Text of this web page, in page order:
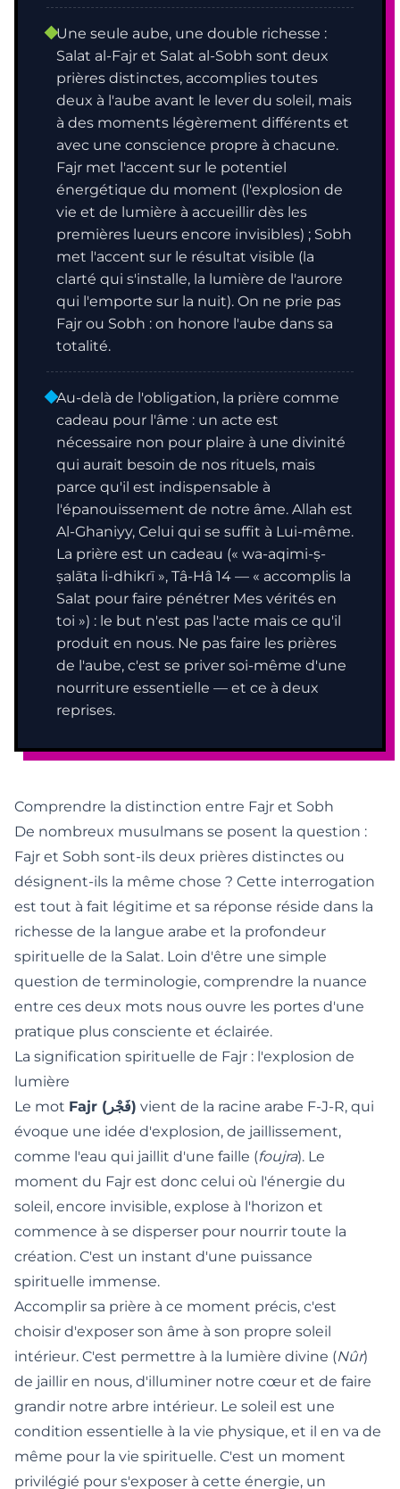
Une seule aube, une double richesse :
Salat al-Fajr et Salat al-Sobh sont deux
prières distinctes, accomplies toutes
deux à l'aube avant le lever du soleil, mais
à des moments légèrement différents et
avec une conscience propre à chacune.
Fajr met l'accent sur le potentiel
énergétique du moment (l'explosion de
vie et de lumière à accueillir dès les
premières lueurs encore invisibles) ; Sobh
met l'accent sur le résultat visible (la
clarté qui s'installe, la lumière de l'aurore
qui l'emporte sur la nuit). On ne prie pas
Fajr ou Sobh : on honore l'aube dans sa
totalité.
Au-delà de l'obligation, la prière comme
cadeau pour l'âme : un acte est
nécessaire non pour plaire à une divinité
qui aurait besoin de nos rituels, mais
parce qu'il est indispensable à
l'épanouissement de notre âme. Allah est
Al-Ghaniyy, Celui qui se suffit à Lui-même.
La prière est un cadeau (« wa-aqimi-ṣ-
ṣalāta li-dhikrī », Tâ-Hâ 14 — « accomplis la
Salat pour faire pénétrer Mes vérités en
toi ») : le but n'est pas l'acte mais ce qu'il
produit en nous. Ne pas faire les prières
de l'aube, c'est se priver soi-même d'une
nourriture essentielle — et ce à deux
reprises.
Comprendre la distinction entre Fajr et Sobh
De nombreux musulmans se posent la question :
Fajr et Sobh sont-ils deux prières distinctes ou
désignent-ils la même chose ? Cette interrogation
est tout à fait légitime et sa réponse réside dans la
richesse de la langue arabe et la profondeur
spirituelle de la Salat. Loin d'être une simple
question de terminologie, comprendre la nuance
entre ces deux mots nous ouvre les portes d'une
pratique plus consciente et éclairée.
La signification spirituelle de Fajr : l'explosion de
lumière
Le mot
Fajr (فَجْر) vient de la racine arabe F-J-R, qui
évoque une idée d'explosion, de jaillissement,
comme l'eau qui jaillit d'une faille (foujra). Le
moment du Fajr est donc celui où l'énergie du
soleil, encore invisible, explose à l'horizon et
commence à se disperser pour nourrir toute la
création. C'est un instant d'une puissance
spirituelle immense.
Accomplir sa prière à ce moment précis, c'est
choisir d'exposer son âme à son propre soleil
intérieur. C'est permettre à la lumière divine (Nûr)
de jaillir en nous, d'illuminer notre cœur et de faire
grandir notre arbre intérieur. Le soleil est une
condition essentielle à la vie physique, et il en va de
même pour la vie spirituelle. C'est un moment
privilégié pour s'exposer à cette énergie, un